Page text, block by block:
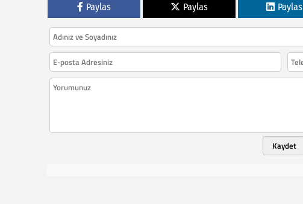
Paylas Paylas Paylas
Kaydet